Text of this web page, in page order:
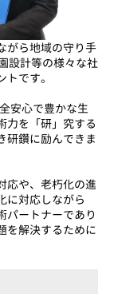
がら地域の守り手
設計等の様々な社
です。
安心で豊かな生
力を「研」究する
研鑽に励んできま
応や、老朽化の進
に対応しながら
パートナーであり
を解決するために